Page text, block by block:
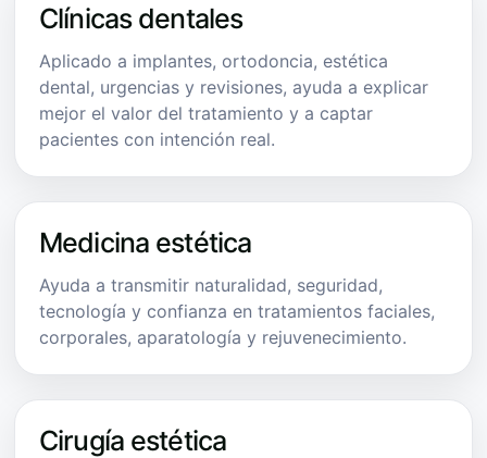
Clínicas dentales
Aplicado a implantes, ortodoncia, estética
dental, urgencias y revisiones, ayuda a explicar
mejor el valor del tratamiento y a captar
pacientes con intención real.
Medicina estética
Ayuda a transmitir naturalidad, seguridad,
tecnología y confianza en tratamientos faciales,
corporales, aparatología y rejuvenecimiento.
Cirugía estética